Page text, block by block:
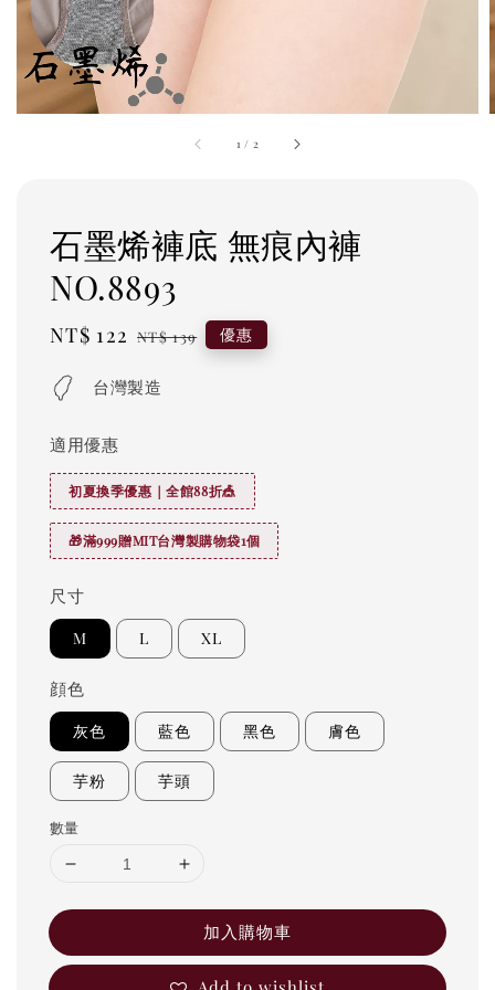
1 / 2
石墨烯褲底 無痕內褲
NO.8893
Sale
NT$ 122 Regular
NT$ 139 優惠
台灣製造
適用優惠
初夏換季優惠｜全館88折🎪
🎁滿999贈MIT台灣製購物袋1個
尺寸
M L XL
顔色
灰色 藍色 黑色 膚色
芋粉 芋頭
數量
加入購物車